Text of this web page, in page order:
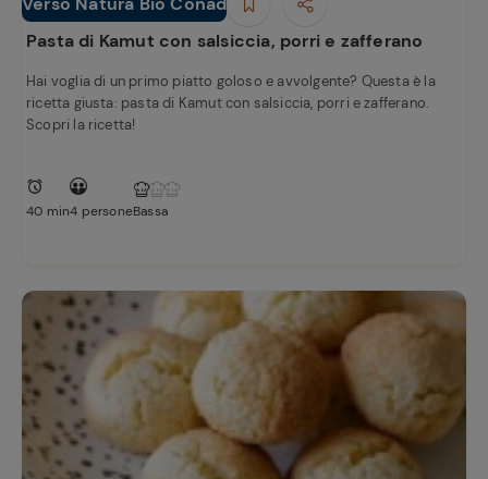
Primi piatti
Pasta di Kamut con salsiccia, porri e zafferano
Hai voglia di un primo piatto goloso e avvolgente? Questa è la
ricetta giusta: pasta di Kamut con salsiccia, porri e zafferano.
Scopri la ricetta!
40 min4 personeBassa